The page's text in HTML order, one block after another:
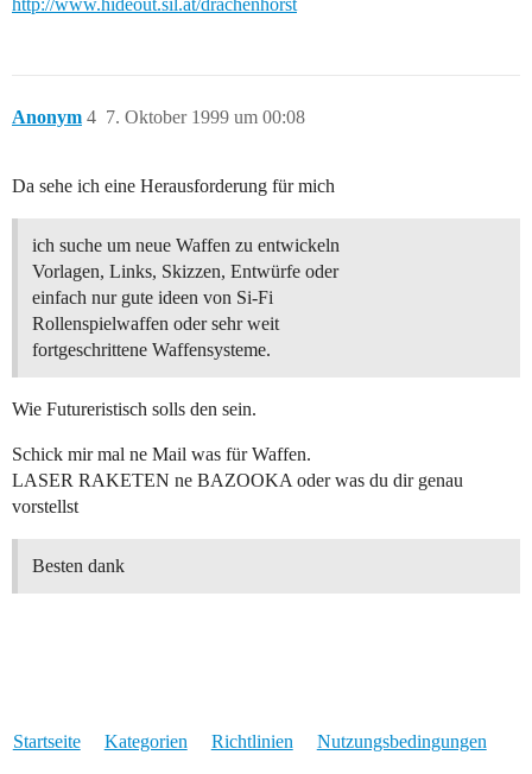
http://www.hideout.sil.at/drachenhorst
Anonym 7. Oktober 1999 um 00:08
4
Da sehe ich eine Herausforderung für mich
ich suche um neue Waffen zu entwickeln
Vorlagen, Links, Skizzen, Entwürfe oder
einfach nur gute ideen von Si-Fi
Rollenspielwaffen oder sehr weit
fortgeschrittene Waffensysteme.
Wie Futureristisch solls den sein.
Schick mir mal ne Mail was für Waffen.
LASER RAKETEN ne BAZOOKA oder was du dir genau
vorstellst
Besten dank
Startseite Kategorien Richtlinien Nutzungsbedingungen